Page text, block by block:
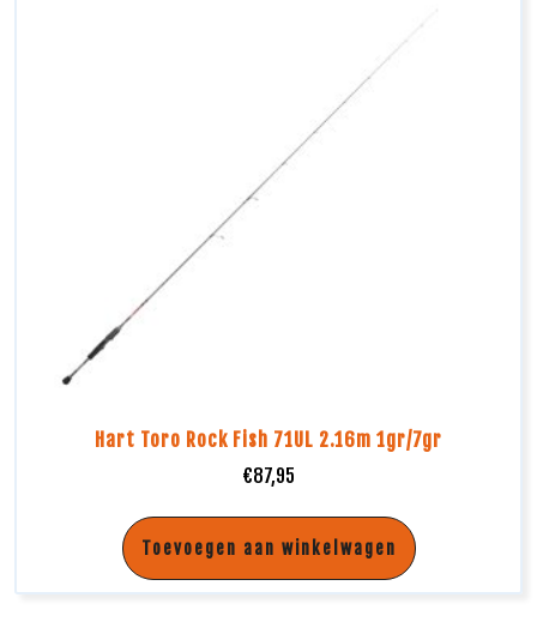
Hart Toro Rock Fish 71UL 2.16m 1gr/7gr
€87,95
Toevoegen aan winkelwagen